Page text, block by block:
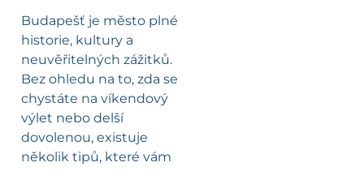
Budapešť je město plné
historie, kultury a
neuvěřitelných zážitků.
Bez ohledu na to, zda se
chystáte na víkendový
výlet nebo delší
dovolenou, existuje
několik tipů, které vám